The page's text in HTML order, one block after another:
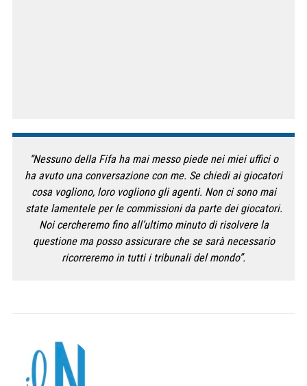
“Nessuno della Fifa ha mai messo piede nei miei uffici o
ha avuto una conversazione con me. Se chiedi ai giocatori
cosa vogliono, loro vogliono gli agenti. Non ci sono mai
state lamentele per le commissioni da parte dei giocatori.
Noi cercheremo fino all’ultimo minuto di risolvere la
questione ma posso assicurare che se sarà necessario
ricorreremo in tutti i tribunali del mondo”.